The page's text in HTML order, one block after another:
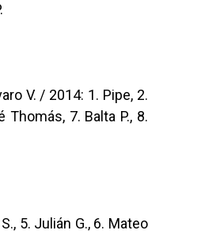
V. / 2014: 1. Pipe, 2.
Thomás, 7. Balta P., 8.
5. Julián G., 6. Mateo